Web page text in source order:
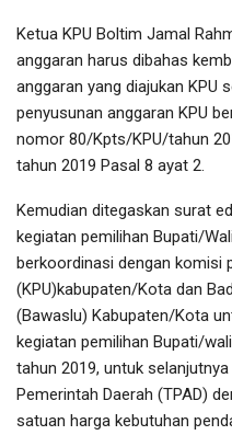
Ketua KPU Boltim Jamal
anggaran harus dibahas
anggaran yang diajukan KPU
penyusunan anggaran KPU
nomor 80/Kpts/KPU/tahun
tahun 2019 Pasal 8 ayat 2.
Kemudian ditegaskan surat
kegiatan pemilihan Bupati/
berkoordinasi dengan komisi
(KPU)kabupaten/Kota dan
(Bawaslu) Kabupaten/Kota
kegiatan pemilihan Bupati/
tahun 2019, untuk
Pemerintah Daerah (TPAD)
satuan harga kebutuhan